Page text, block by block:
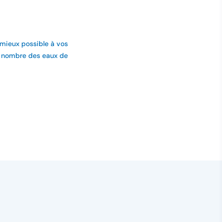
possible à vos
des eaux de